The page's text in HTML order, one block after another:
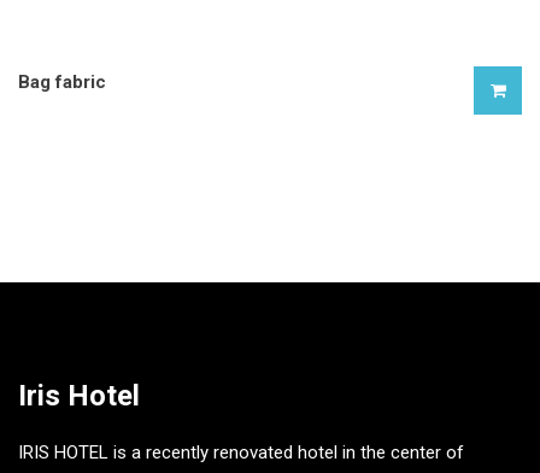
Bag fabric
Iris Hotel
IRIS HOTEL is a recently renovated hotel in the center of